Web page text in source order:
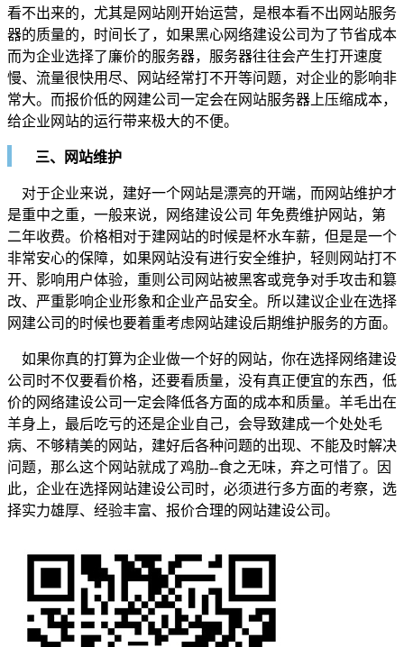
看不出来的，尤其是网站刚开始运营，是根本看不出网站服务
器的质量的，时间长了，如果黑心网络建设公司为了节省成本
而为企业选择了廉价的服务器，服务器往往会产生打开速度
慢、流量很快用尽、网站经常打不开等问题，对企业的影响非
常大。而报价低的网建公司一定会在网站服务器上压缩成本，
给企业网站的运行带来极大的不便。
三、网站维护
对于企业来说，建好一个网站是漂亮的开端，而网站维护才
是重中之重，一般来说，网络建设公司 年免费维护网站，第
二年收费。价格相对于建网站的时候是杯水车薪，但是是一个
非常安心的保障，如果网站没有进行安全维护，轻则网站打不
开、影响用户体验，重则公司网站被黑客或竞争对手攻击和篡
改、严重影响企业形象和企业产品安全。所以建议企业在选择
网建公司的时候也要着重考虑网站建设后期维护服务的方面。
如果你真的打算为企业做一个好的网站，你在选择网络建设
公司时不仅要看价格，还要看质量，没有真正便宜的东西，低
价的网络建设公司一定会降低各方面的成本和质量。羊毛出在
羊身上，最后吃亏的还是企业自己，会导致建成一个处处毛
病、不够精美的网站，建好后各种问题的出现、不能及时解决
问题，那么这个网站就成了鸡肋--食之无味，弃之可惜了。因
此，企业在选择网站建设公司时，必须进行多方面的考察，选
择实力雄厚、经验丰富、报价合理的网站建设公司。